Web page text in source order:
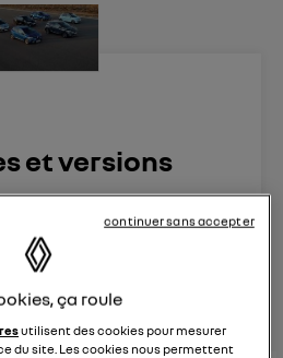
et versions
13:15
une question
ça roule
utilisent des cookies pour mesurer
du site. Les cookies nous permettent
continuer sans accepter